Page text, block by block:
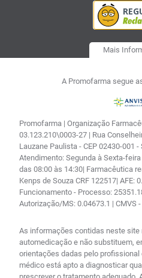
Mais
A Promofarma segue
Promofarma | Organização
03.123.210\0003-27 | Rua
Lauzane Paulista - CEP 02430-001
Atendimento: Segunda à Sexta-
das 08:00 às 14:30| Farmacêutica
Kenps de Souza CRF 122517| AFE:
Funcionamento - Processo:
Autorização/MS: 0.04673.1 | CMVS
As informações contidas neste site
automedicação e não substituem,
orientações dadas pelo profissional
médico está apto a diagnosticar